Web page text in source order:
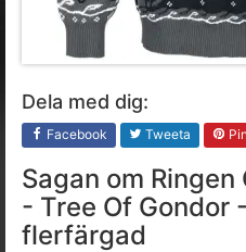
Dela med dig:
Facebook Tweeta
Sagan om
- Tree Of Gondor
flerfärgad